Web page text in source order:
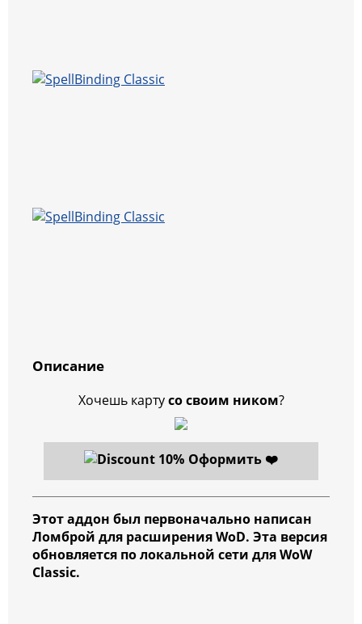
Описание
Хочешь картусо своим ником?
Оформить ❤️
Этот аддон был первоначально написан
Ломброй для расширения WoD. Эта версия
обновляется по локальной сети для WoW
Classic.